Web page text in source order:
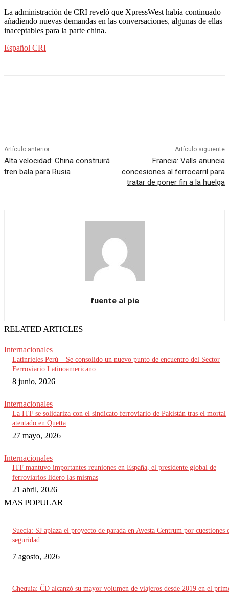
La administración de CRI reveló que XpressWest había continuado
añadiendo nuevas demandas en las conversaciones, algunas de ellas
inaceptables para la parte china.
Español CRI
Artículo anterior
Alta velocidad: China construirá
tren bala para Rusia
Artículo siguiente
Francia: Valls anuncia
concesiones al ferrocarril para
tratar de poner fin a la huelga
fuente al pie
RELATED ARTICLES
Internacionales
Latinrieles Perú – Se consolido un nuevo punto de encuentro del Sector
Ferroviario Latinoamericano
8 junio, 2026
Internacionales
La ITF se solidariza con el sindicato ferroviario de Pakistán tras el mortal
atentado en Quetta
27 mayo, 2026
Internacionales
ITF mantuvo importantes reuniones en España, el presidente global de
ferroviarios lidero las mismas
21 abril, 2026
MAS POPULAR
Suecia: SJ aplaza el proyecto de parada en Avesta Centrum por cuestiones
seguridad
7 agosto, 2026
Chequia: ČD alcanzó su mayor volumen de viajeros desde 2019 en el